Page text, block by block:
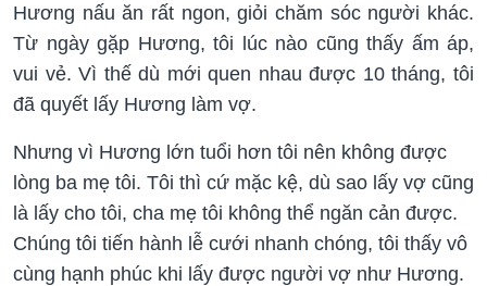
Hương nấu ăn rất ngon, giỏi chăm sóc người khác.
Từ ngày gặp Hương, tôi lúc nào cũng thấy ấm áp,
vui vẻ. Vì thế dù mới quen nhau được 10 tháng, tôi
đã quyết lấy Hương làm vợ.
Nhưng vì Hương lớn tuổi hơn tôi nên không được
lòng ba mẹ tôi. Tôi thì cứ mặc kệ, dù sao lấy vợ cũng
là lấy cho tôi, cha mẹ tôi không thể ngăn cản được.
Chúng tôi tiến hành lễ cưới nhanh chóng, tôi thấy vô
cùng hạnh phúc khi lấy được người vợ như Hương.